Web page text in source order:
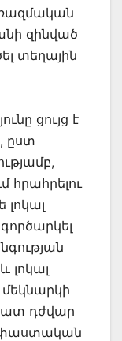
ռազմական
զինված
տեղային
ցույց է
ըստ
հրահրելու
լոկալ
գործարկել
լոկալ
դժվար
փաստական